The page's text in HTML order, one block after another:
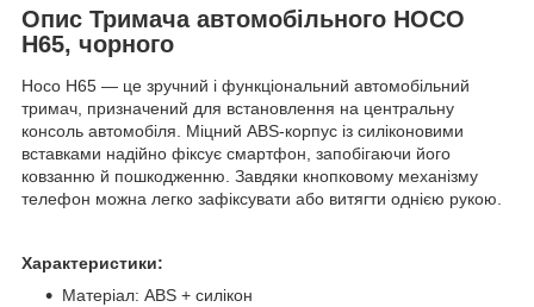
Опис Тримача автомобільного HOCO
H65, чорного
Hoco H65 — це зручний і функціональний автомобільний
тримач, призначений для встановлення на центральну
консоль автомобіля. Міцний ABS-корпус із силіконовими
вставками надійно фіксує смартфон, запобігаючи його
ковзанню й пошкодженню. Завдяки кнопковому механізму
телефон можна легко зафіксувати або витягти однією рукою.
Характеристики:
Матеріал: ABS + силікон